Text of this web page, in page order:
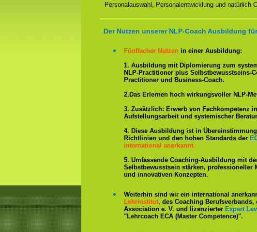
Personalauswahl, Personalentwicklung und natürlich
Der Nutzen unserer NLP-Coach Ausbildung
Fünffacher Nutzen in einer Ausbildung:
1. Ausbildung mit Diplomierung zum
NLP-Practitioner plus Selbstbewusstseins-
Practitioner und Business-Coach.
2.Das Erlernen hoch wirkungsvoller NLP-
3. Zusätzlich: Erwerb von Fachkompetenz
Aufstellungsarbeit und systemischer
4. Diese Ausbildung ist in
Richtlinien und den hohen Standards der
international anerkannt.
5. Umfassende Coaching-Ausbildung mit
Selbstbewusstsein stärken, professioneller
und innovativen Konzepten.
Weiterhin sind wir ein international
Lehrinstitut, des Coaching Berufsverbands,
Association e. V. und lizenzierter Expert
"Lehrcoach ECA (Master Competence)".